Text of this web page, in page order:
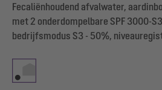
Fecaliënhoudend afvalwater,
met 2 onderdompelbare SPF 3000-
bedrijfsmodus S3 - 50%,